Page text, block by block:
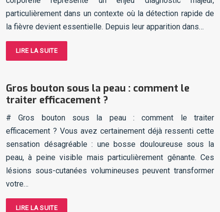
particulièrement dans un contexte où la détection rapide de
la fièvre devient essentielle. Depuis leur apparition dans…
LIRE LA SUITE
Gros bouton sous la peau : comment le
traiter efficacement ?
# Gros bouton sous la peau : comment le traiter
efficacement ? Vous avez certainement déjà ressenti cette
sensation désagréable : une bosse douloureuse sous la
peau, à peine visible mais particulièrement gênante. Ces
lésions sous-cutanées volumineuses peuvent transformer
votre…
LIRE LA SUITE